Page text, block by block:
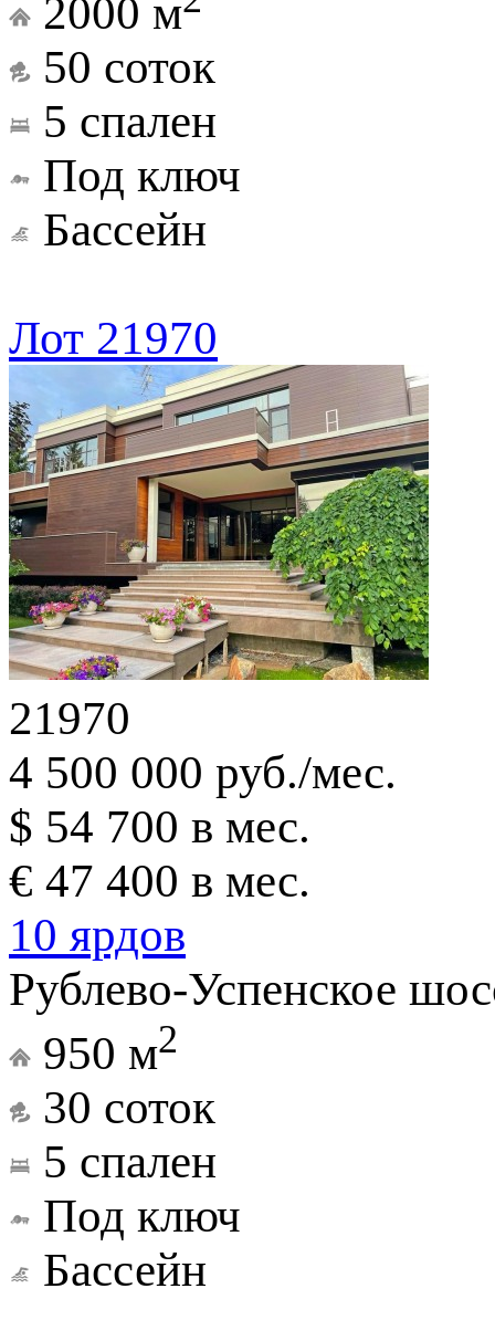
2000 м
50 соток
5 спален
Под ключ
Бассейн
Лот 21970
21970
4 500 000 руб./мес.
$ 54 700 в мес.
€ 47 400 в мес.
10 ярдов
Рублево-Успенское
950 м2
30 соток
5 спален
Под ключ
Бассейн